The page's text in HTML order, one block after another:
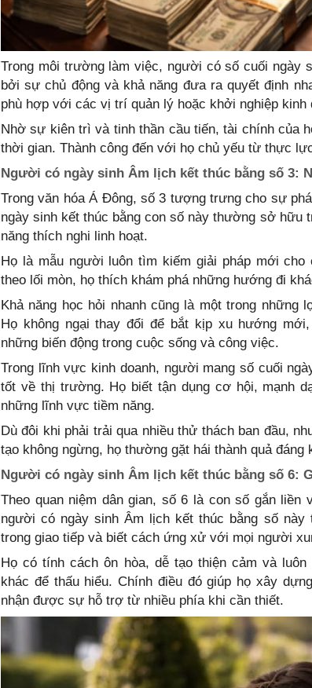
Trong môi trường làm việc, người có số cuối ngày
bởi sự chủ động và khả năng đưa ra quyết định
phù hợp với các vị trí quản lý hoặc khởi nghiệp kinh
Nhờ sự kiên trì và tinh thần cầu tiến, tài chính của
thời gian. Thành công đến với họ chủ yếu từ thực
Người có ngày sinh Âm lịch kết thúc bằng số 3:
Trong văn hóa Á Đông, số 3 tượng trưng cho sự
ngày sinh kết thúc bằng con số này thường sở hữu
năng thích nghi linh hoạt.
Họ là mẫu người luôn tìm kiếm giải pháp mới
theo lối mòn, họ thích khám phá những hướng đi
Khả năng học hỏi nhanh cũng là một trong những
Họ không ngại thay đổi để bắt kịp xu hướng
những biến động trong cuộc sống và công việc.
Trong lĩnh vực kinh doanh, người mang số cuối
tốt về thị trường. Họ biết tận dụng cơ hội, mạnh
những lĩnh vực tiềm năng.
Dù đôi khi phải trải qua nhiều thử thách ban đầu,
tạo không ngừng, họ thường gặt hái thành quả đáng
Người có ngày sinh Âm lịch kết thúc bằng số 6:
Theo quan niệm dân gian, số 6 là con số gắn
người có ngày sinh Âm lịch kết thúc bằng số
trong giao tiếp và biết cách ứng xử với mọi người
Họ có tính cách ôn hòa, dễ tạo thiện cảm và
khác để thấu hiểu. Chính điều đó giúp họ xây
nhận được sự hỗ trợ từ nhiều phía khi cần thiết.